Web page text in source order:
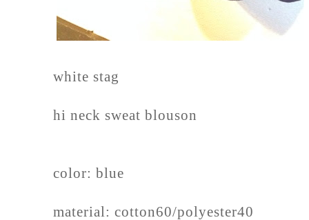
white stag
hi neck sweat blouson
color: blue
material: cotton60/polyester40